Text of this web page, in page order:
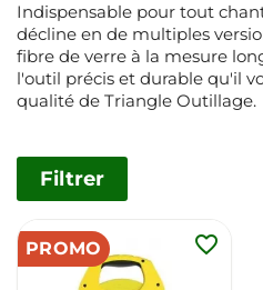
Indispensable pour tout
décline en de multiples
fibre de verre à la mesure
l'outil précis et durable qu'il
qualité de Triangle Outillage.
Filtrer
PROMO favorite_border